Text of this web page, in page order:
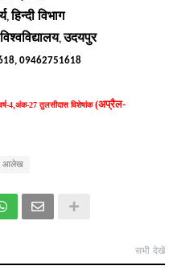
,हिन्दी विभाग
,उदयपुर
09462751618
4 अंक-27 तुलसीदास विशेषांक(अप्रैल-
आलेख
सभी देखें